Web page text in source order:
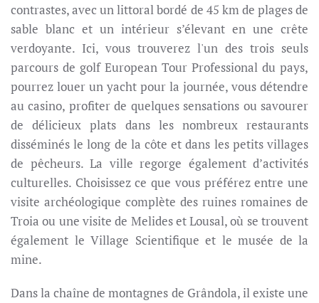
contrastes, avec un littoral bordé de 45 km de plages de
sable blanc et un intérieur s’élevant en une crête
verdoyante. Ici, vous trouverez l'un des trois seuls
parcours de golf European Tour Professional du pays,
pourrez louer un yacht pour la journée, vous détendre
au casino, profiter de quelques sensations ou savourer
de délicieux plats dans les nombreux restaurants
disséminés le long de la côte et dans les petits villages
de pêcheurs. La ville regorge également d’activités
culturelles. Choisissez ce que vous préférez entre une
visite archéologique complète des ruines romaines de
Troia ou une visite de Melides et Lousal, où se trouvent
également le Village Scientifique et le musée de la
mine.
Dans la chaîne de montagnes de Grândola, il existe une